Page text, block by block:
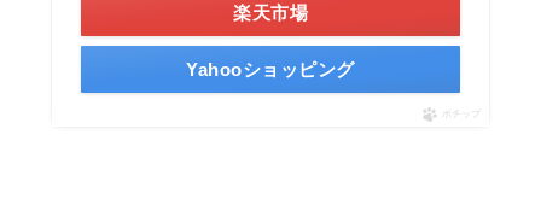
楽天市場
Yahooショッピング
ポチップ